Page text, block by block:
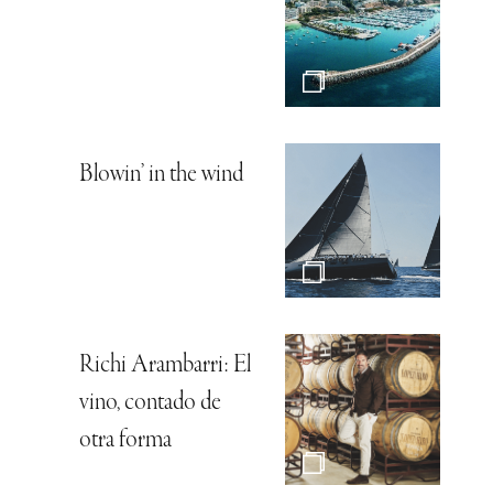
Blowin’ in the wind
Richi Arambarri: El
vino, contado de
otra forma